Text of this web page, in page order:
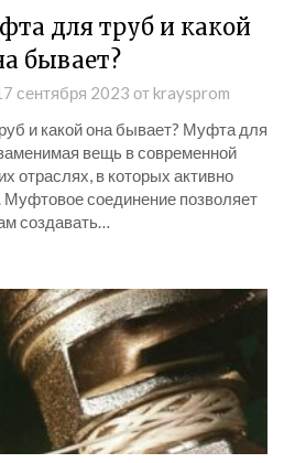
для труб и какой
бывает?
сентября 2023 отkraysprom
и какой она бывает? Муфта для
вещь в современной
отраслях, в которых активно
соединение позволяет
создавать…